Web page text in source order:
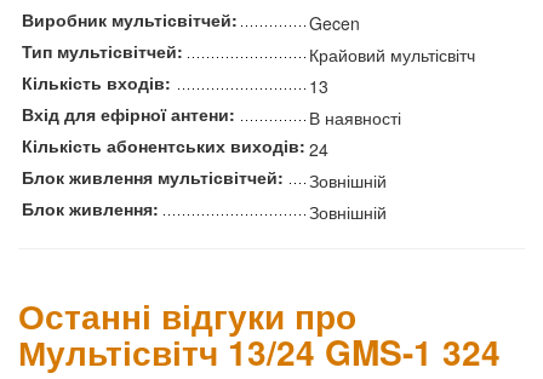
Виробник мультісвітчей:
Gecen
Тип мультісвітчей:
Крайовий мультісвітч
Кількість входів:
13
Вхід для ефірної антени:
В наявності
Кількість абонентських виходів: 24
Блок живлення мультісвітчей:
Зовнішній
Блок живлення:
Зовнішній
Останні відгуки про
Мультісвітч 13/24 GMS-1 324